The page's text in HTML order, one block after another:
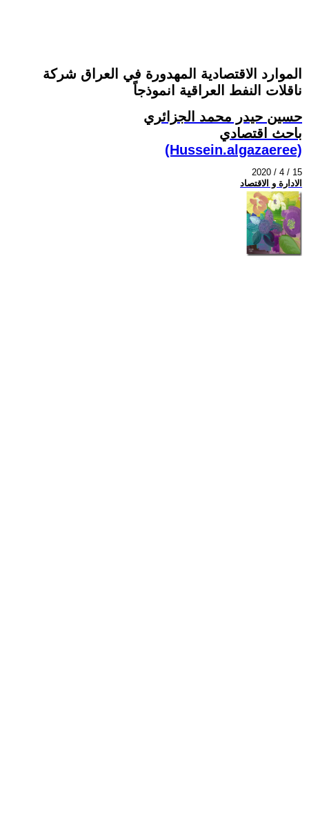
الموارد الاقتصادية المهدورة في العراق شركة
ناقلات النفط العراقية انموذجاً
حسين حيدر محمد الجزائري
باحث اقتصادي
(Hussein.algazaeree)
2020 / 4 / 15
الادارة و الاقتصاد